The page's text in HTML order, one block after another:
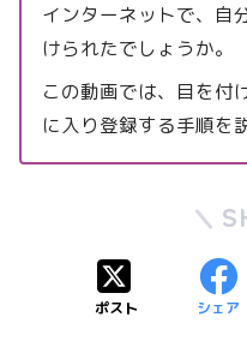
インターネットで、自
けられたでしょうか。
この動画では、目を付
に入り登録する手順を
ポスト シェア